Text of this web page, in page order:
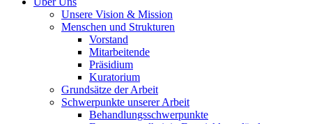
Unsere Vision & Mission
Menschen und Strukturen
Vorstand
Mitarbeitende
Präsidium
Kuratorium
Grundsätze der Arbeit
Schwerpunkte unserer Arbeit
Behandlungs­schwerpunkte